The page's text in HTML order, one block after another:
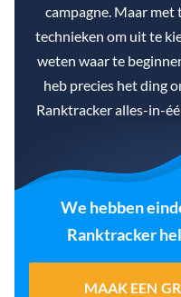
campagne. Maar
technieken om uit te
weten waar te
heb precies het ding
Ranktracker alles-in-
We hebben
Ranktracker
MAAK EEN